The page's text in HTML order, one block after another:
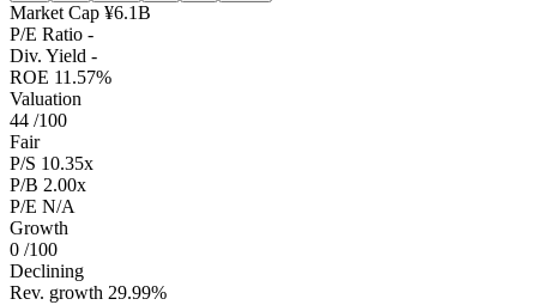
Market Cap ¥6.1B
P/E Ratio -
Div. Yield -
ROE 11.57%
Valuation
44 /100
Fair
P/S 10.35x
P/B 2.00x
P/E N/A
Growth
0 /100
Declining
Rev. growth 29.99%